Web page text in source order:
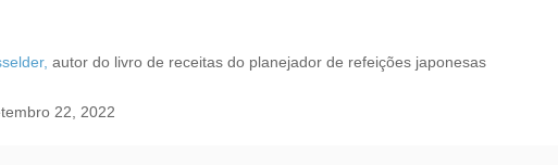
autor do livro de receitas do planejador de refeições japonesas
22, 2022